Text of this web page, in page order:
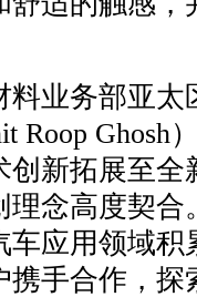
料业务部亚
Roop Ghosh
新拓展至
理念高度契
应用领域
携手合作，